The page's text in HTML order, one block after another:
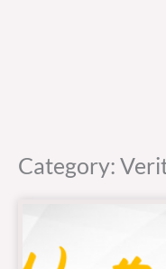
Category: